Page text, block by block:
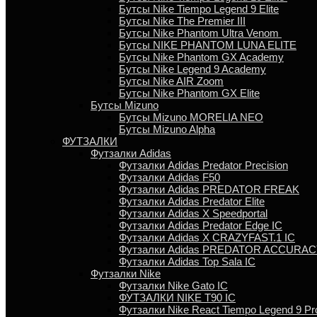
Бутсы Nike Tiempo Legend 9 Elite
Бутсы Nike The Premier III
Бутсы Nike Phantom Ultra Venom
Бутсы NIKE PHANTOM LUNA ELITE
Бутсы Nike Phantom GX Academy
Бутсы Nike Legend 9 Academy
Бутсы Nike AIR Zoom
Бутсы Nike Phantom GX Elite
Бутсы Mizuno
Бутсы Mizuno MORELIA NEO
Бутсы Mizuno Alpha
ФУТЗАЛКИ
Футзалки Adidas
Футзалки Adidas Predator Precision
Футзалки Adidas F50
Футзалки Adidas PREDATOR FREAK
Футзалки Adidas Predator Elite
Футзалки Аdidas X Speedportal
Футзалки Adidas Predator Edge IC
Футзалки Adidas X CRAZYFAST.1 IC
Футзалки Adidas PREDATOR
Футзалки Аdidas Top Sala IC
Футзалки Nike
Футзалки Nike Gato IC
ФУТЗАЛКИ NIKE T90 IC
Футзалки Nike React Tiempo Legend 9